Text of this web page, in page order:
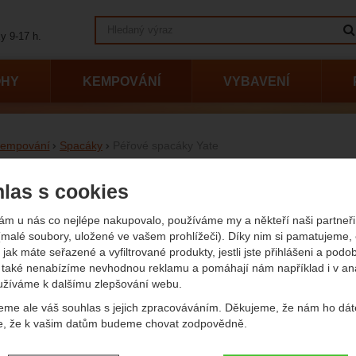
s cookies
u nás co nejlépe nakupovalo, používáme my a někteří naši partneři
soubory, uložené ve vašem prohlížeči). Díky nim si pamatujeme,
máte seřazené a vyfiltrované produkty, jestli jste přihlášeni a
nenabízíme nevhodnou reklamu a pomáhají nám například i v
k dalšímu zlepšování webu.
ale váš souhlas s jejich zpracováváním. Děkujeme, že nám ho
že k vašim datům budeme chovat zodpovědně.
Spacáky
spacáky Yate
podle parametrů
- Kč
Váha
Plnivost (cuin)
Komfort (°C)
Komfort (°C)
- Zobrazit
Limit (°C) Extrém
KEMPOVÁNÍ VYBAVENÍ
9-17 h.